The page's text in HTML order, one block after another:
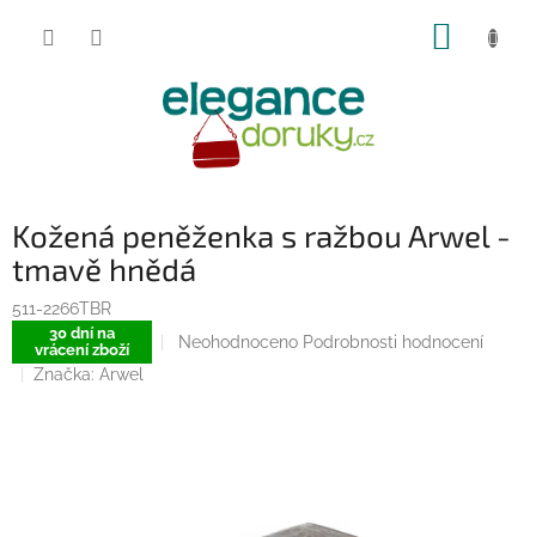
Kožená peněženka s ražbou Arwel -
tmavě hnědá
511-2266TBR
30 dní na
vrácení zboží
Průměrné
Neohodnoceno Podrobnosti hodnocení
Značka: Arwel